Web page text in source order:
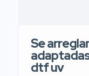
Se
dtf uv